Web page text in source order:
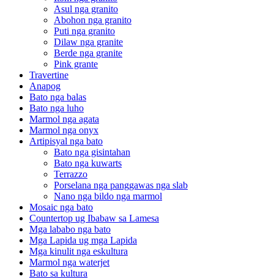
Asul nga granito
Abohon nga granito
Puti nga granito
Dilaw nga granite
Berde nga granite
Pink grante
Travertine
Anapog
Bato nga balas
Bato nga luho
Marmol nga agata
Marmol nga onyx
Artipisyal nga bato
Bato nga gisintahan
Bato nga kuwarts
Terrazzo
Porselana nga panggawas nga slab
Nano nga bildo nga marmol
Mosaic nga bato
Countertop ug Ibabaw sa Lamesa
Mga lababo nga bato
Mga Lapida ug mga Lapida
Mga kinulit nga eskultura
Marmol nga waterjet
Bato sa kultura